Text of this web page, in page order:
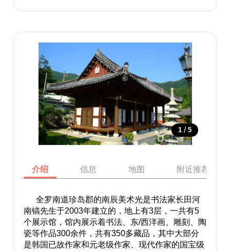
1 / 5
介绍 信息 地图 附近推荐景点
全罗南道珍岛郡的南辰美术光是书法家长田河
南镐先生于2003年建立的，地上有3层，一共有5
个展示馆，馆内展示着书法、东/西洋画、雕刻、陶
瓷等作品300余件，共有350多藏品，其中大部分
是韩国已故作家和元老级作家、现代作家的国宝级